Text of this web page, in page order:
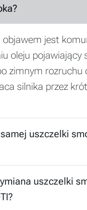
objawem jest
oleju pojawiający
zimnym rozruchu
silnika przez
uszczelki
uszczelki